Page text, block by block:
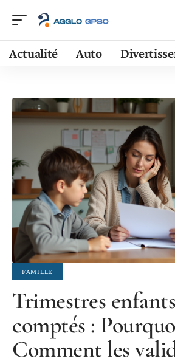
Actualité Auto
FAMILLE
Trimestres
comptés :
Comment les